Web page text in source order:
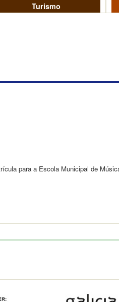
Turismo
para a Escola Municipal de